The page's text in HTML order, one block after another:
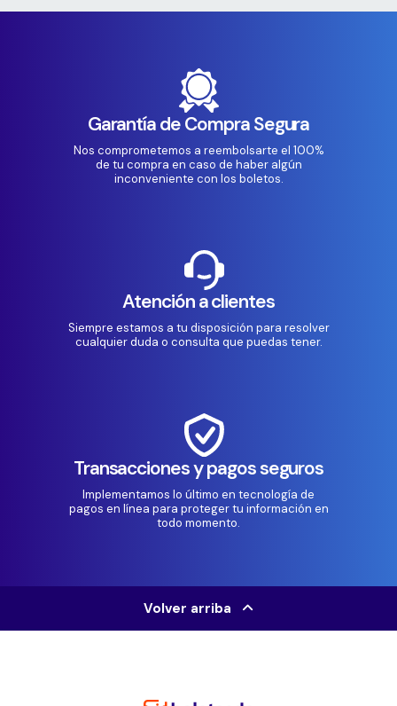
Garantía de Compra Segura
Nos comprometemos a reembolsarte el 100%
de tu compra en caso de haber algún
inconveniente con los boletos.
Atención a clientes
Siempre estamos a tu disposición para resolver
cualquier duda o consulta que puedas tener.
Transacciones y pagos seguros
Implementamos lo último en tecnología de
pagos en línea para proteger tu información en
todo momento.
Volver arriba